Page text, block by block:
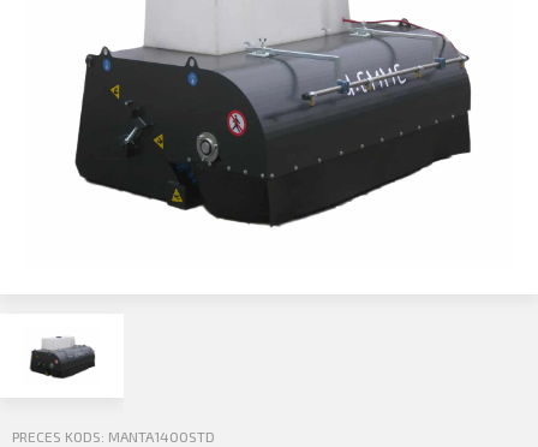
Sazināties
PIETEIKTIES
PRECES KODS: MANTA1400STD